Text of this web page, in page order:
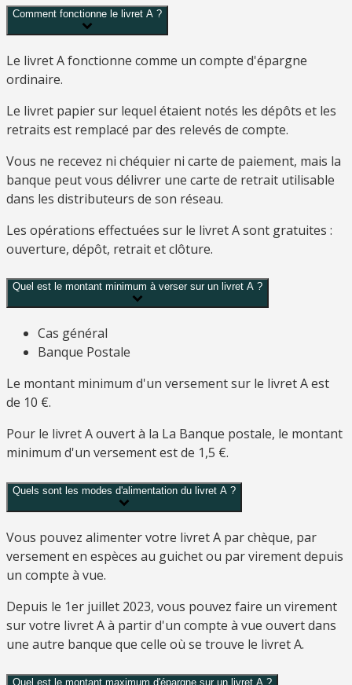
Comment fonctionne le livret A ?
Le livret A fonctionne comme un compte d'épargne
ordinaire.
Le livret papier sur lequel étaient notés les dépôts et les
retraits est remplacé par des relevés de compte.
Vous ne recevez ni chéquier ni carte de paiement, mais la
banque peut vous délivrer une carte de retrait utilisable
dans les distributeurs de son réseau.
Les opérations effectuées sur le livret A sont gratuites :
ouverture, dépôt, retrait et clôture.
Quel est le montant minimum à verser sur un livret A ?
Cas général
Banque Postale
Le montant minimum d'un versement sur le livret A est
de 10 €.
Pour le livret A ouvert à la La Banque postale, le montant
minimum d'un versement est de 1,5 €.
Quels sont les modes d'alimentation du livret A ?
Vous pouvez alimenter votre livret A par chèque, par
versement en espèces au guichet ou par virement depuis
un compte à vue.
Depuis le 1er juillet 2023, vous pouvez faire un virement
sur votre livret A à partir d'un compte à vue ouvert dans
une autre banque que celle où se trouve le livret A.
Quel est le montant maximum d'épargne sur un livret A ?